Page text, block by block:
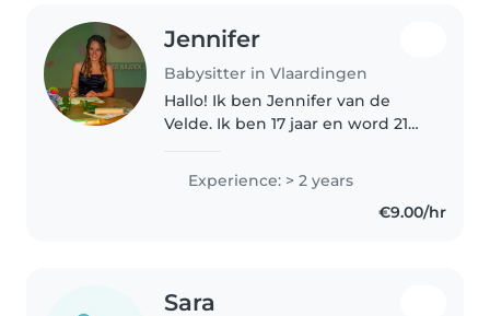
Jennifer
Babysitter in Vlaardingen
Hallo! Ik ben Jennifer van de
Velde. Ik ben 17 jaar en word 21
Pedagogiek en daardoor vind ik
het heel leuk om met kinderen
om te gaan. Ik heb toen ik..
Experience: > 2 years
€9.00/hr
Sara